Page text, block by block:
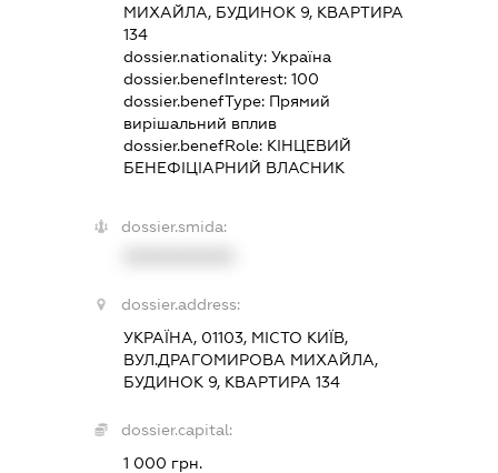
МИХАЙЛА, БУДИНОК 9, КВАРТИРА
134
dossier.nationality:Україна
dossier.benefInterest:100
dossier.benefType: Прямий
вирішальний вплив
dossier.benefRole: КІНЦЕВИЙ
БЕНЕФІЦІАРНИЙ ВЛАСНИК
dossier.smida:
dossier.address:
УКРАЇНА, 01103, МІСТО КИЇВ,
ВУЛ.ДРАГОМИРОВА МИХАЙЛА,
БУДИНОК 9, КВАРТИРА 134
dossier.capital:
1 000 грн.